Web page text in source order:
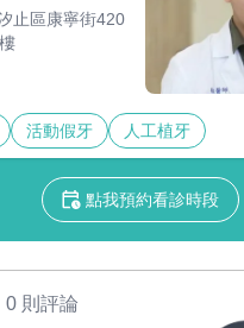
止區康寧街420
活動假牙 人工植牙
點我預約看診時段
0 則評論